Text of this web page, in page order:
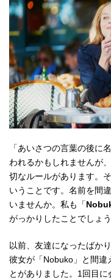
「あいさつの言葉の後に
われるかもしれませんが
切なルールがあります。
いうことです。名前を間
いませんか。私も「
がっかりしたことでしょう
以前、友達になったばか
彼女が「Nobuko」と間違
とがありました。1回目